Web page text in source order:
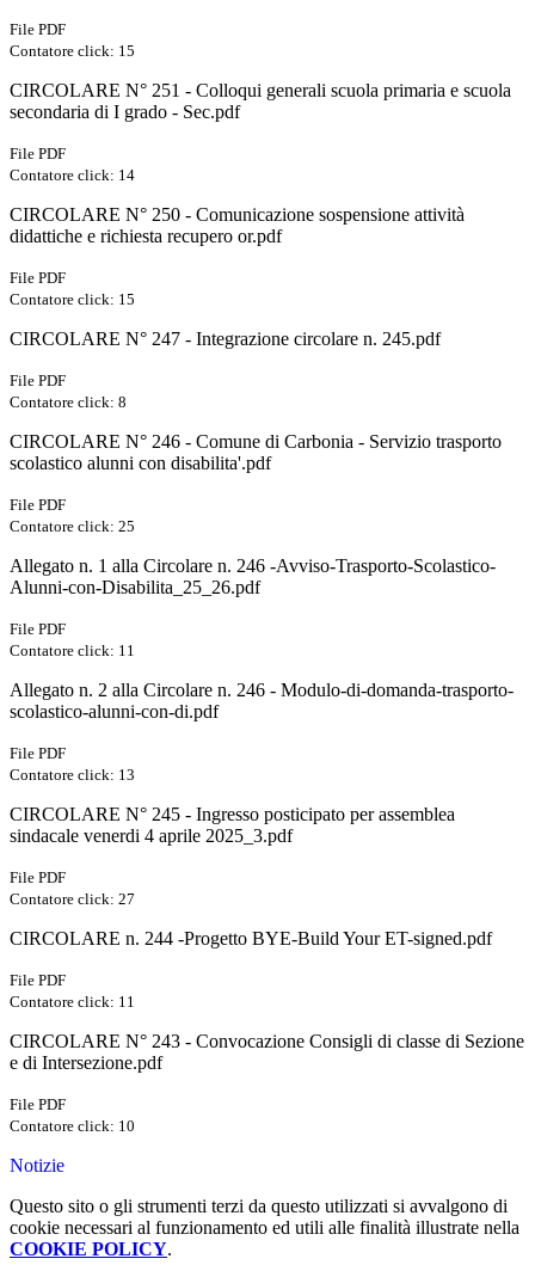
File PDF
Contatore click: 15
CIRCOLARE N° 251 - Colloqui generali scuola primaria e scuola
secondaria di I grado - Sec.pdf
File PDF
Contatore click: 14
CIRCOLARE N° 250 - Comunicazione sospensione attività
didattiche e richiesta recupero or.pdf
File PDF
Contatore click: 15
CIRCOLARE N° 247 - Integrazione circolare n. 245.pdf
File PDF
Contatore click: 8
CIRCOLARE N° 246 - Comune di Carbonia - Servizio trasporto
scolastico alunni con disabilita'.pdf
File PDF
Contatore click: 25
Allegato n. 1 alla Circolare n. 246 -Avviso-Trasporto-Scolastico-
Alunni-con-Disabilita_25_26.pdf
File PDF
Contatore click: 11
Allegato n. 2 alla Circolare n. 246 - Modulo-di-domanda-trasporto-
scolastico-alunni-con-di.pdf
File PDF
Contatore click: 13
CIRCOLARE N° 245 - Ingresso posticipato per assemblea
sindacale venerdi 4 aprile 2025_3.pdf
File PDF
Contatore click: 27
CIRCOLARE n. 244 -Progetto BYE-Build Your ET-signed.pdf
File PDF
Contatore click: 11
CIRCOLARE N° 243 - Convocazione Consigli di classe di Sezione
e di Intersezione.pdf
File PDF
Contatore click: 10
Notizie
Questo sito o gli strumenti terzi da questo utilizzati si avvalgono di
cookie necessari al funzionamento ed utili alle finalità illustrate nella
COOKIE POLICY.